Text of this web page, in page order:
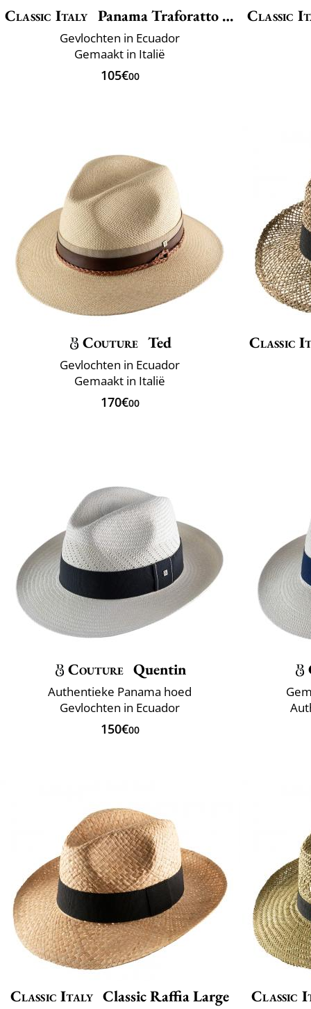
Classic Italy Panama Traforatto Belt
Gevlochten in Ecuador
Gemaakt in Italië
105€00
Classic
Couture Ted
Gevlochten in Ecuador
Gemaakt in Italië
170€00
Classic
Couture Quentin
Authentieke Panama hoed
Gevlochten in Ecuador
150€00
Classic Italy Classic Raffia Large Classic